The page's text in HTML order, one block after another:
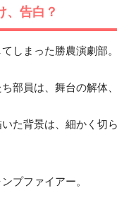
、告白？
しまった勝農演劇部。
部員は、舞台の解体
た背景は、細かく切
プファイアー。